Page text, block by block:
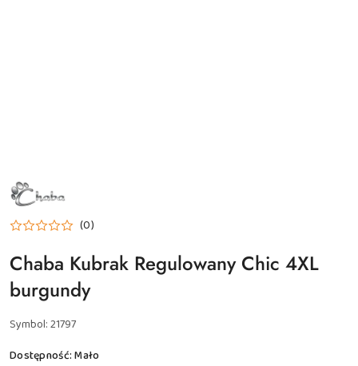
NAZWA
PRODUCENTA:
CHABA
(0)
Chaba Kubrak Regulowany Chic 4XL
burgundy
Symbol:21797
Dostępność:Mało